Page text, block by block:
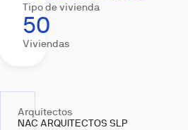
Tipo de vivienda
50
Viviendas
Arquitectos
NAC ARQUITECTOS SLP